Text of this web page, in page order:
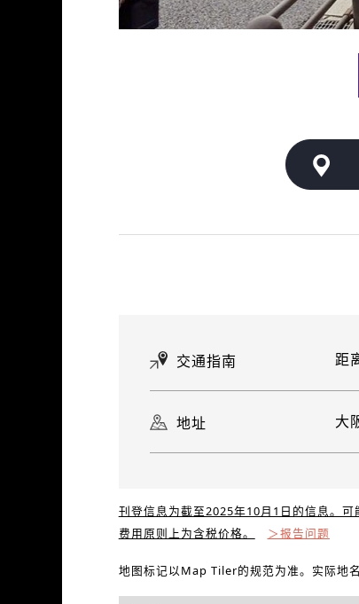
交通指南 距
地址 大
刊登信息为截至2025年10月1日的信息。可
费用原则上为含税价格。
＞报告问题
地图标记以Map Tiler的规范为准。实际地